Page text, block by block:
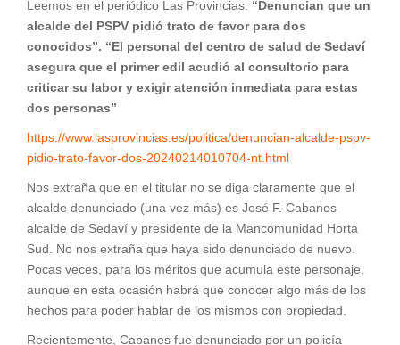
Leemos en el periódico Las Provincias: “Denuncian que un
alcalde del PSPV pidió trato de favor para dos
conocidos”. “El personal del centro de salud de Sedaví
asegura que el primer edil acudió al consultorio para
criticar su labor y exigir atención inmediata para estas
dos personas”
https://www.lasprovincias.es/politica/denuncian-alcalde-pspv-
pidio-trato-favor-dos-20240214010704-nt.html
Nos extraña que en el titular no se diga claramente que el
alcalde denunciado (una vez más) es José F. Cabanes
alcalde de Sedaví y presidente de la Mancomunidad Horta
Sud. No nos extraña que haya sido denunciado de nuevo.
Pocas veces, para los méritos que acumula este personaje,
aunque en esta ocasión habrá que conocer algo más de los
hechos para poder hablar de los mismos con propiedad.
Recientemente, Cabanes fue denunciado por un policía